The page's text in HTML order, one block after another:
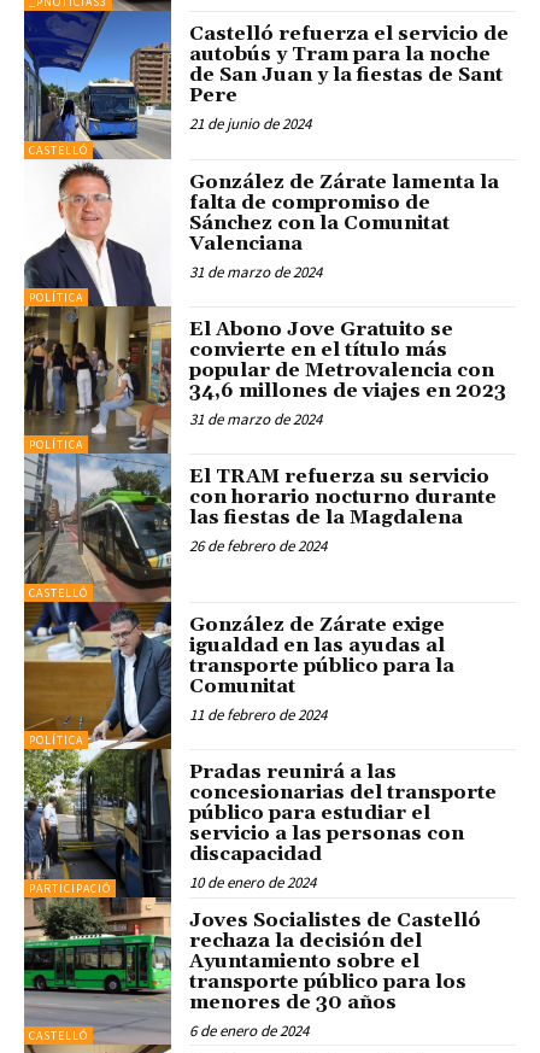
CASTELLÓ
Castelló refuerza el servicio de
autobús y Tram para la noche
de San Juan y la fiestas de Sant
Pere
21 de junio de 2024
POLÍTICA
González de Zárate lamenta la
falta de compromiso de
Sánchez con la Comunitat
Valenciana
31 de marzo de 2024
POLÍTICA
El Abono Jove Gratuito se
convierte en el título más
popular de Metrovalencia con
34,6 millones de viajes en 2023
31 de marzo de 2024
CASTELLÓ
El TRAM refuerza su servicio
con horario nocturno durante
las fiestas de la Magdalena
26 de febrero de 2024
POLÍTICA
González de Zárate exige
igualdad en las ayudas al
transporte público para la
Comunitat
11 de febrero de 2024
PARTICIPACIÓ
Pradas reunirá a las
concesionarias del transporte
público para estudiar el
servicio a las personas con
discapacidad
10 de enero de 2024
CASTELLÓ
Joves Socialistes de Castelló
rechaza la decisión del
Ayuntamiento sobre el
transporte público para los
menores de 30 años
6 de enero de 2024